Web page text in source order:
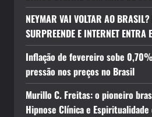
NEYMAR VAI VOLTAR AO
SURPREENDE E INTERNET ENTRA
Inflação de fevereiro sobe
pressão nos preços no Brasil
Murillo C. Freitas: o pioneiro
Hipnose Clínica e